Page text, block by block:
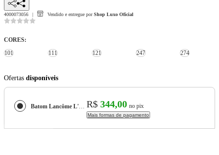
4000073056 Vendido e entregue por Shop Luxo Oficial
CORES:
101
111 121 247 274
Ofertas disponíveis
Batom Lancôme L'Absolu Rouge Intimatte R$ 344,00 no pix
Mais formas de pagamento